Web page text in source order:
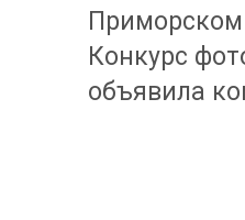
Конкурс
объявила